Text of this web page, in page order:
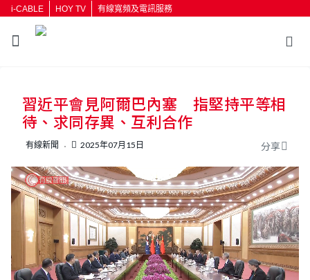
i-CABLE HOY TV 有線寬頻及電訊服務
習近平會見阿爾巴內塞 指堅持平等相
待、求同存異、互利合作
有線新聞 2025年07月15日 分享